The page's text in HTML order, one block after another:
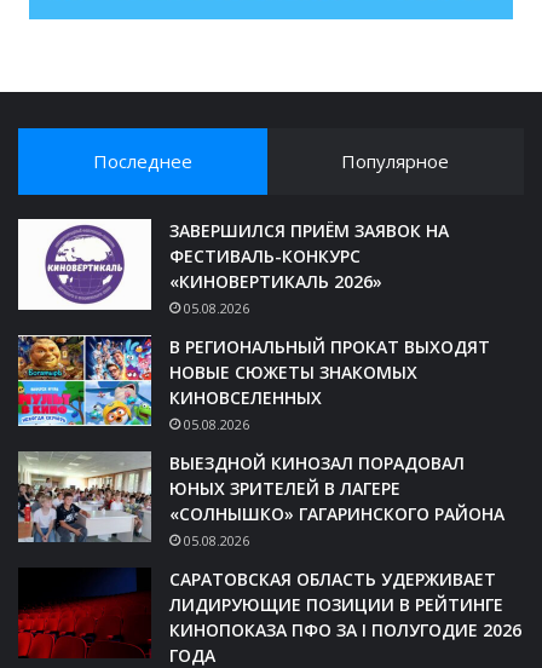
Последнее Популярное
ЗАВЕРШИЛСЯ ПРИЁМ ЗАЯВОК НА
ФЕСТИВАЛЬ-КОНКУРС
«КИНОВЕРТИКАЛЬ 2026»
05.08.2026
В РЕГИОНАЛЬНЫЙ ПРОКАТ ВЫХОДЯТ
НОВЫЕ СЮЖЕТЫ ЗНАКОМЫХ
КИНОВСЕЛЕННЫХ
05.08.2026
ВЫЕЗДНОЙ КИНОЗАЛ ПОРАДОВАЛ
ЮНЫХ ЗРИТЕЛЕЙ В ЛАГЕРЕ
«СОЛНЫШКО» ГАГАРИНСКОГО РАЙОНА
05.08.2026
САРАТОВСКАЯ ОБЛАСТЬ УДЕРЖИВАЕТ
ЛИДИРУЮЩИЕ ПОЗИЦИИ В РЕЙТИНГЕ
КИНОПОКАЗА ПФО ЗА I ПОЛУГОДИЕ 2026
ГОДА